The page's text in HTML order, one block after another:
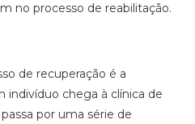
no processo de reabilitação.
de recuperação é a
indivíduo chega à clínica de
por uma série de